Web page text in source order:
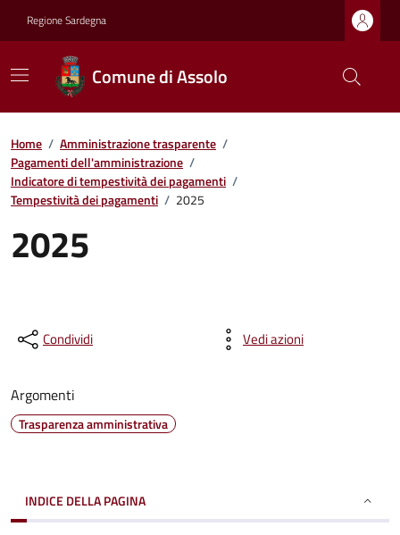
Regione Sardegna
Comune di Assolo
Home / Amministrazione trasparente /
Pagamenti dell'amministrazione /
Indicatore di tempestività dei pagamenti /
Tempestività dei pagamenti / 2025
2025
Condividi Vedi azioni
Argomenti
Trasparenza amministrativa
INDICE DELLA PAGINA